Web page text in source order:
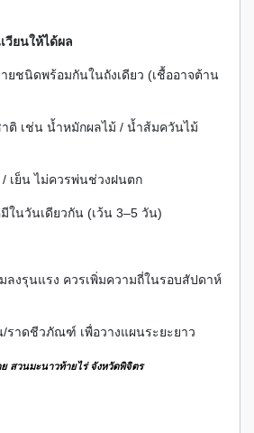
วียนให้ได้ผล
ชนิดพร้อมกันในถังเดียว (เชื้ออาจต้าน
ติ เช่น น้ำหมักผลไม้ / น้ำส้มควันไม้
เย็น ไม่ควรพ่นช่วงฝนตก
ในวันเดียวกัน (เว้น 3–5 วัน)
ลงรุนแรง ควรเพิ่มความถี่ในรอบสัปดาห์
ราดชีวภัณฑ์ เพื่อวางแผนระยะยาว
สวนมะนาวท้ายไร่ จังหวัดพิจิตร